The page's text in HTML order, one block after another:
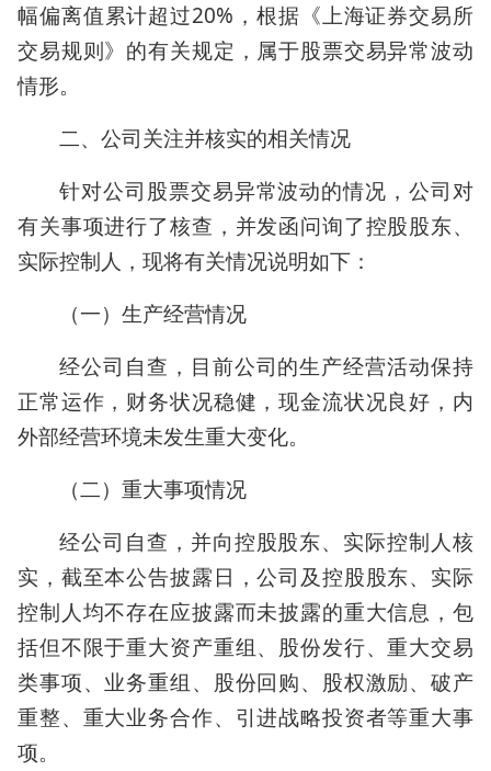
幅偏离值累计超过20%，根据《上海证券交易所
交易规则》的有关规定，属于股票交易异常波动
情形。
二、公司关注并核实的相关情况
针对公司股票交易异常波动的情况，公司对
有关事项进行了核查，并发函问询了控股股东、
实际控制人，现将有关情况说明如下：
（一）生产经营情况
经公司自查，目前公司的生产经营活动保持
正常运作，财务状况稳健，现金流状况良好，内
外部经营环境未发生重大变化。
（二）重大事项情况
经公司自查，并向控股股东、实际控制人核
实，截至本公告披露日，公司及控股股东、实际
控制人均不存在应披露而未披露的重大信息，包
括但不限于重大资产重组、股份发行、重大交易
类事项、业务重组、股份回购、股权激励、破产
重整、重大业务合作、引进战略投资者等重大事
项。